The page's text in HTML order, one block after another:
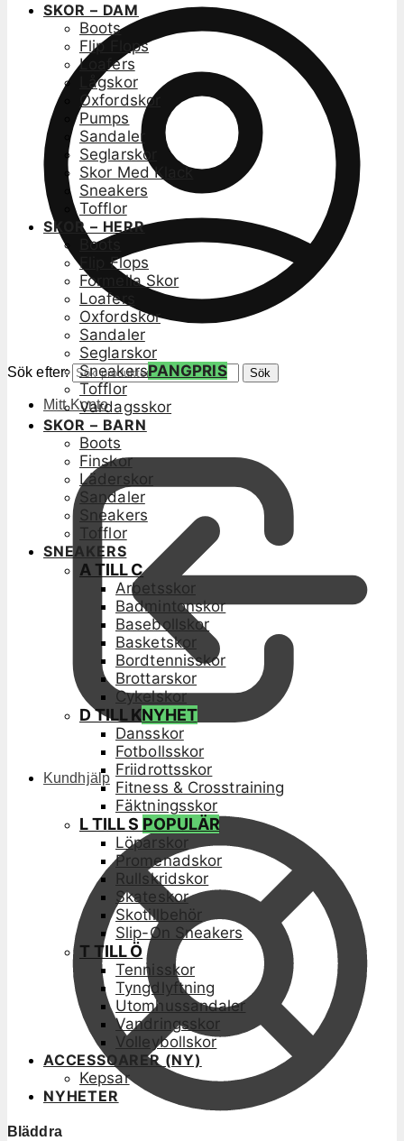
Sök efter: Sök
Mitt Konto
Kundhjälp
SKOR – DAM
Boots
Flip Flops
Loafers
Lågskor
Oxfordskor
Pumps
Sandaler
Seglarskor
Skor Med Klack
Sneakers
Tofflor
SKOR – HERR
Boots
Flip Flops
Formella Skor
Loafers
Oxfordskor
Sandaler
Seglarskor
SneakersPANGPRIS
Tofflor
Vardagsskor
SKOR – BARN
Boots
Finskor
Läderskor
Sandaler
Sneakers
Tofflor
SNEAKERS
A TILL C
Arbetsskor
Badmintonskor
Basebollskor
Basketskor
Bordtennisskor
Brottarskor
Cykelskor
D TILL KNYHET
Dansskor
Fotbollsskor
Friidrottsskor
Fitness & Crosstraining
Fäktningsskor
L TILL S POPULÄR
Löparskor
Promenadskor
Rullskridskor
Skateskor
Skotillbehör
Slip-On Sneakers
T TILL Ö
Tennisskor
Tyngdlyftning
Utomhussandaler
Vandringsskor
Volleybollskor
ACCESSOARER (NY)
Kepsar
NYHETER
Bläddra